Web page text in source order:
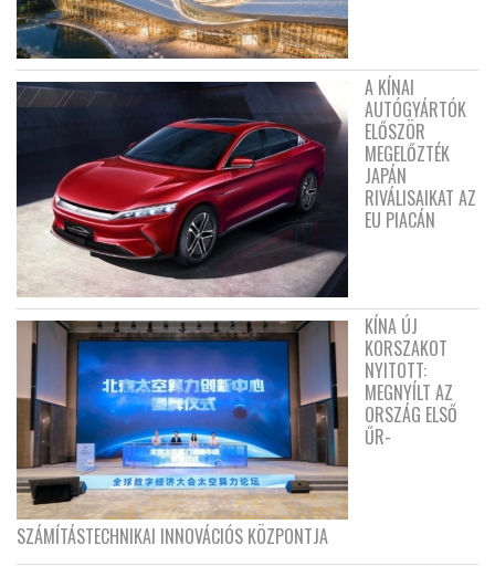
A KÍNAI
AUTÓGYÁRTÓK
ELŐSZÖR
MEGELŐZTÉK
JAPÁN
RIVÁLISAIKAT AZ
EU PIACÁN
KÍNA ÚJ
KORSZAKOT
NYITOTT:
MEGNYÍLT AZ
ORSZÁG ELSŐ
ŰR-
SZÁMÍTÁSTECHNIKAI INNOVÁCIÓS KÖZPONTJA